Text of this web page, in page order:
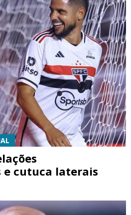
e cutuca laterais